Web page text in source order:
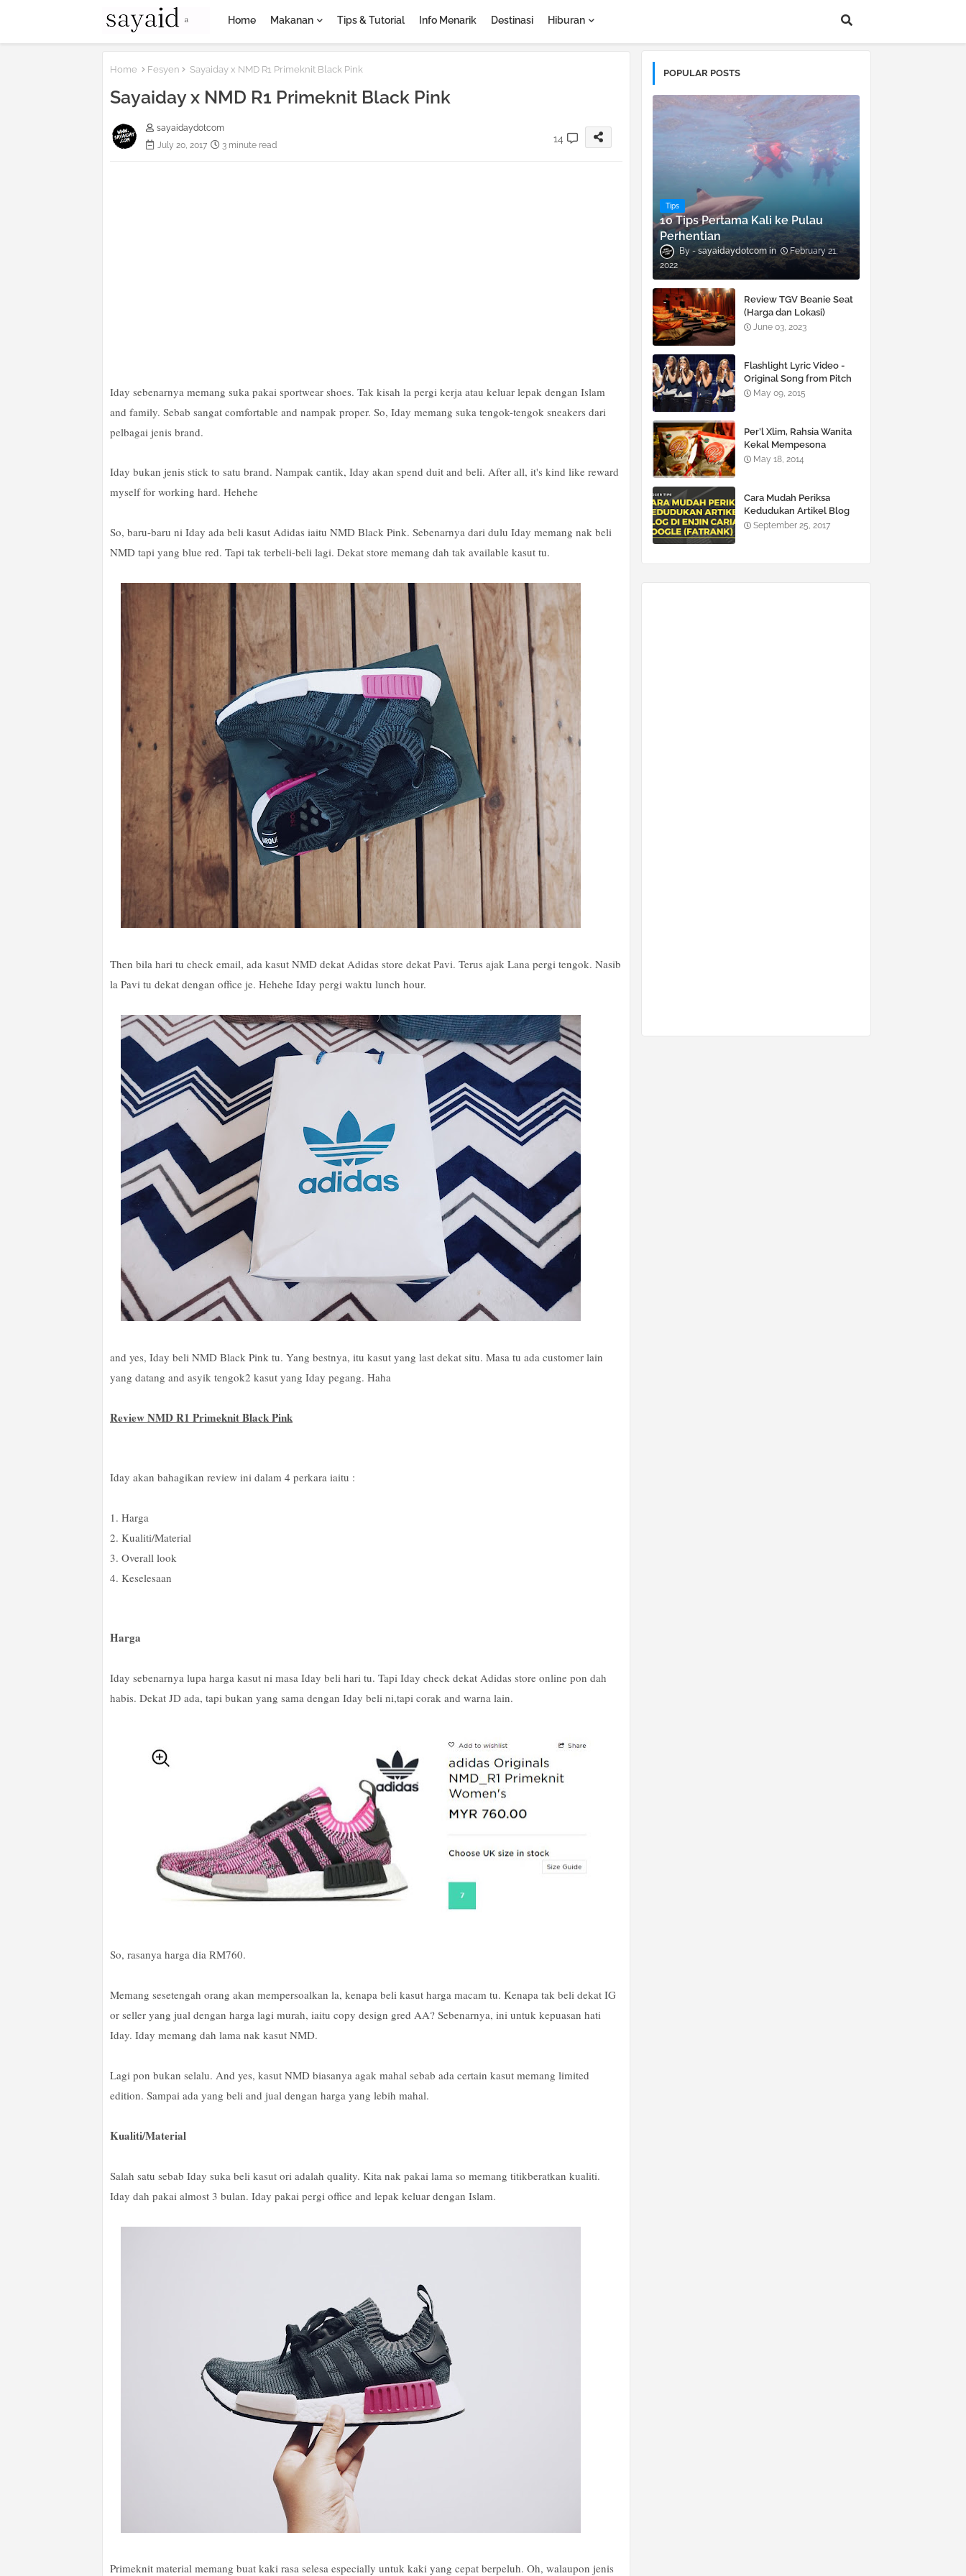
Home Makanan Tips & Tutorial Info Menarik Destinasi Hiburan
Home Fesyen Sayaiday x NMD R1 Primeknit Black Pink
Sayaiday x NMD R1 Primeknit Black Pink
sayaidaydotcom
July 20, 2017
3 minute read
14
Iday sebenarnya memang suka pakai sportwear shoes. Tak kisah la pergi kerja atau keluar lepak dengan Islam
and family. Sebab sangat comfortable and nampak proper. So, Iday memang suka tengok-tengok sneakers dari
pelbagai jenis brand.
Iday bukan jenis stick to satu brand. Nampak cantik, Iday akan spend duit and beli. After all, it's kind like reward
myself for working hard. Hehehe
So, baru-baru ni Iday ada beli kasut Adidas iaitu NMD Black Pink. Sebenarnya dari dulu Iday memang nak beli
NMD tapi yang blue red. Tapi tak terbeli-beli lagi. Dekat store memang dah tak available kasut tu.
Then bila hari tu check email, ada kasut NMD dekat Adidas store dekat Pavi. Terus ajak Lana pergi tengok. Nasib
la Pavi tu dekat dengan office je. Hehehe Iday pergi waktu lunch hour.
and yes, Iday beli NMD Black Pink tu. Yang bestnya, itu kasut yang last dekat situ. Masa tu ada customer lain
yang datang and asyik tengok2 kasut yang Iday pegang. Haha
Review NMD R1 Primeknit Black Pink
Iday akan bahagikan review ini dalam 4 perkara iaitu :
1. Harga
2. Kualiti/Material
3. Overall look
4. Keselesaan
Harga
Iday sebenarnya lupa harga kasut ni masa Iday beli hari tu. Tapi Iday check dekat Adidas store online pon dah
habis. Dekat JD ada, tapi bukan yang sama dengan Iday beli ni,tapi corak and warna lain.
So, rasanya harga dia RM760.
Memang sesetengah orang akan mempersoalkan la, kenapa beli kasut harga macam tu. Kenapa tak beli dekat IG
or seller yang jual dengan harga lagi murah, iaitu copy design gred AA? Sebenarnya, ini untuk kepuasan hati
Iday. Iday memang dah lama nak kasut NMD.
Lagi pon bukan selalu. And yes, kasut NMD biasanya agak mahal sebab ada certain kasut memang limited
edition. Sampai ada yang beli and jual dengan harga yang lebih mahal.
Kualiti/Material
Salah satu sebab Iday suka beli kasut ori adalah quality. Kita nak pakai lama so memang titikberatkan kualiti.
Iday dah pakai almost 3 bulan. Iday pakai pergi office and lepak keluar dengan Islam.
Primeknit material memang buat kaki rasa selesa especially untuk kaki yang cepat berpeluh. Oh, walaupon jenis
POPULAR POSTS
Tips
10 Tips Pertama Kali ke Pulau
Perhentian
sayaidaydotcom
February 21,
2022
Review TGV Beanie Seat
(Harga dan Lokasi)
June 03, 2023
Flashlight Lyric Video -
Original Song from Pitch
Perfect 2
May 09, 2015
Per’l Xlim, Rahsia Wanita
Kekal Mempesona
May 18, 2014
Cara Mudah Periksa
Kedudukan Artikel Blog
Di Enjin Carian Google
September 25, 2017